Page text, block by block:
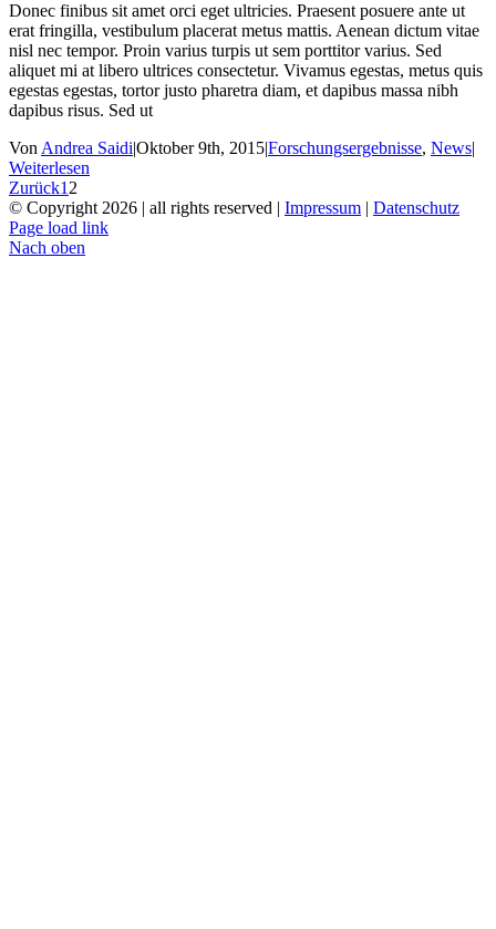
Donec finibus sit amet orci eget ultricies. Praesent posuere ante ut
erat fringilla, vestibulum placerat metus mattis. Aenean dictum vitae
nisl nec tempor. Proin varius turpis ut sem porttitor varius. Sed
aliquet mi at libero ultrices consectetur. Vivamus egestas, metus quis
egestas egestas, tortor justo pharetra diam, et dapibus massa nibh
dapibus risus. Sed ut
VonAndrea Saidi|Oktober 9th, 2015|Forschungsergebnisse, News|
Weiterlesen
Zurück12
© Copyright2026 | all rights reserved | Impressum | Datenschutz
Page load link
Nach oben